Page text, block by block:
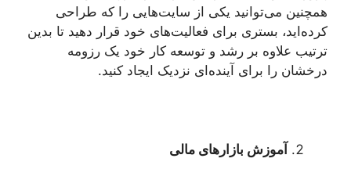
همچنین می‌توانید یکی از سایت‌هایی را که طراحی
کرده‌اید، بستری برای فعالیت‌های خود قرار دهید تا بدین
ترتیب علاوه‌ بر رشد و توسعه کار خود یک رزومه
درخشان را برای آینده‌ای نزدیک ایجاد کنید.
آموزش بازارهای مالی